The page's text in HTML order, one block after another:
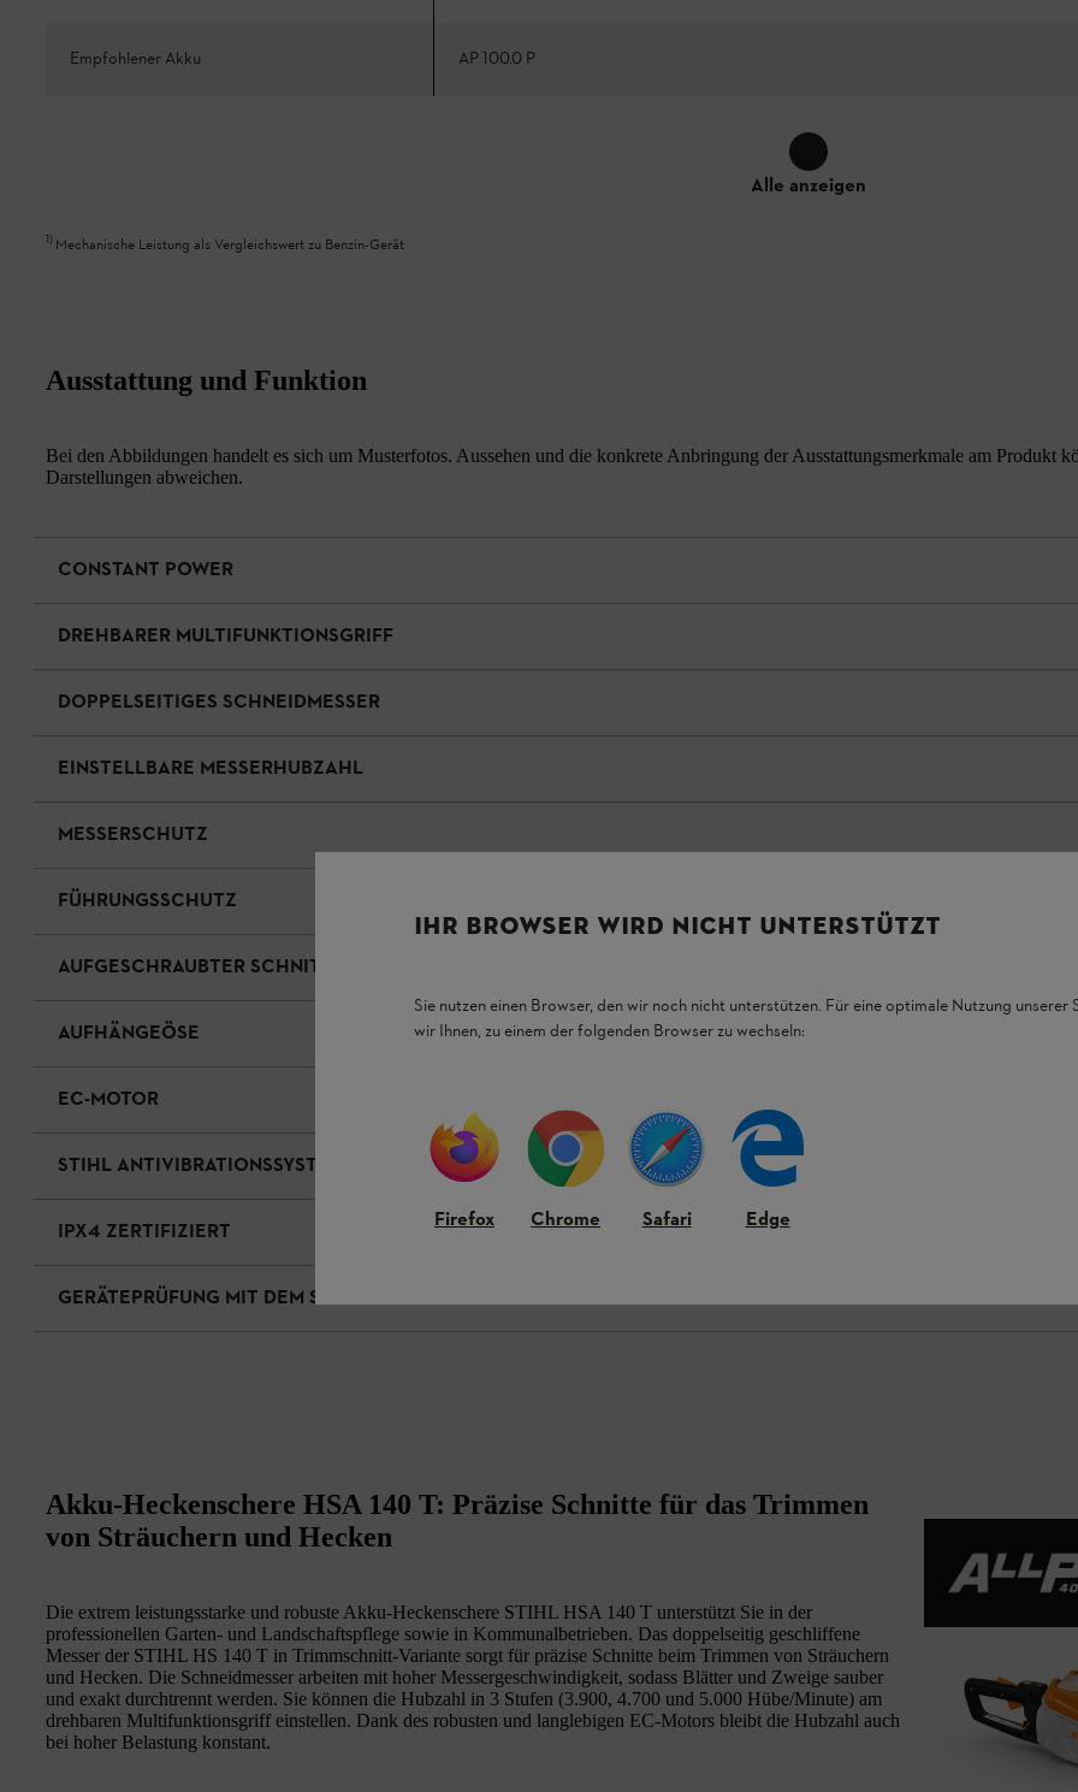
Empfohlener Akku AP 100.0 P
Alle anzeigen
1) Mechanische Leistung als Vergleichswert zu Benzin-Gerät
Ausstattung und Funktion
Bei den Abbildungen handelt es sich um Musterfotos. Aussehen und die konkrete Anbringung der Ausstattungsmerkmale am Produkt
Darstellungen abweichen.
CONSTANT POWER
DREHBARER MULTIFUNKTIONSGRIFF
DOPPELSEITIGES SCHNEIDMESSER
EINSTELLBARE MESSERHUBZAHL
MESSERSCHUTZ
FÜHRUNGSSCHUTZ
AUFGESCHRAUBTER SCHNITTSCHUTZ
AUFHÄNGEÖSE
EC-MOTOR
STIHL ANTIVIBRATIONSSYSTEM
IPX4 ZERTIFIZIERT
GERÄTEPRÜFUNG MIT DEM SMART CONNECTOR
Akku-Heckenschere HSA 140 T: Präzise Schnitte für das Trimmen
von Sträuchern und Hecken
Die extrem leistungsstarke und robuste Akku-Heckenschere STIHL HSA 140 T unterstützt Sie in der
professionellen Garten- und Landschaftspflege sowie in Kommunalbetrieben. Das doppelseitig geschliffene
Messer der STIHL HS 140 T in Trimmschnitt-Variante sorgt für präzise Schnitte beim Trimmen von Sträuchern
und Hecken. Die Schneidmesser arbeiten mit hoher Messergeschwindigkeit, sodass Blätter und Zweige sauber
und exakt durchtrennt werden. Sie können die Hubzahl in 3 Stufen (3.900, 4.700 und 5.000 Hübe/Minute) am
drehbaren Multifunktionsgriff einstellen. Dank des robusten und langlebigen EC-Motors bleibt die Hubzahl auch
bei hoher Belastung konstant.
IHR BROWSER WIRD NICHT UNTERSTÜTZT
Sie nutzen einen Browser, den wir noch nicht unterstützen. Für eine optimale Nutzung unserer
wir Ihnen, zu einem der folgenden Browser zu wechseln:
Firefox Chrome Safari Edge